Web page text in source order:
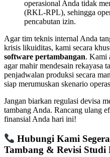
operasional Anda tidak
(RKL-RPL), sehingga
pencabutan izin.
Agar tim teknis internal Anda
krisis likuiditas, kami secara
software pertambangan. Kami
agar mahir mendesain rekayasa
penjadwalan produksi secara
siap merumuskan skenario
Jangan biarkan regulasi devisa
tambang Anda. Rancang ulang
finansial Anda hari ini!
Hubungi Kami
Tambang & Revisi Studi